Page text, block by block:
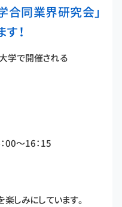
合同業界研究会」
！
学で開催される
00～16：15
しみにしています。